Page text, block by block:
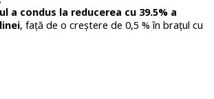
a condus la reducerea cu 39.5% a
, față de o creștere de 0,5 % în brațul cu